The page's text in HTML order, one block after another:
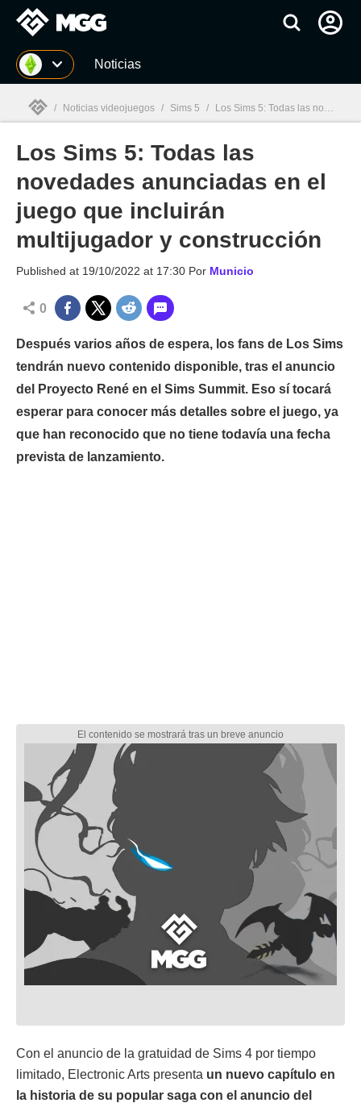
MGG Noticias
MGG
/ Noticias videojuegos / Sims 5 / Los Sims 5: Todas las novedades anunciadas en el juego que incluirán multijugador y construcción
Los Sims 5: Todas las
novedades anunciadas en el
juego que incluirán
multijugador y construcción
Published at 19/10/2022 at 17:30 Por Municio
0
Después varios años de espera, los fans de Los Sims
tendrán nuevo contenido disponible, tras el anuncio
del Proyecto René en el Sims Summit. Eso sí tocará
esperar para conocer más detalles sobre el juego, ya
que han reconocido que no tiene todavía una fecha
prevista de lanzamiento.
Con el anuncio de la gratuidad de Sims 4 por tiempo
limitado, Electronic Arts presenta un nuevo capítulo en
la historia de su popular saga con el anuncio del